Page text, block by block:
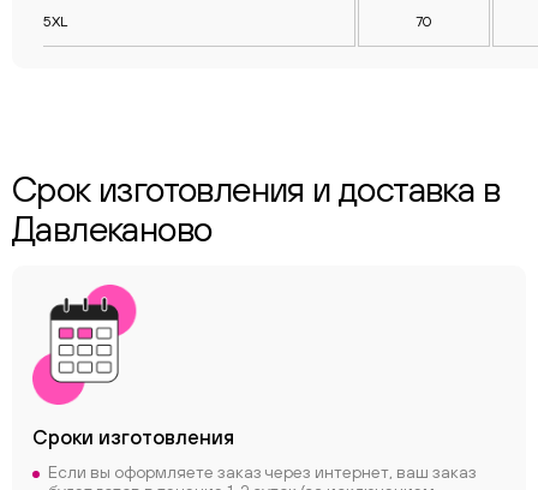
5XL 70
Срок изготовления и доставка в
Давлеканово
Сроки изготовления
Если вы оформляете заказ через интернет, ваш заказ